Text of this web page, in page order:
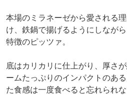
本場のミラネーゼから愛される
け、鉄鍋で揚げるようにしなが
特徴のピッツァ。
底はカリカリに仕上がり、厚さ
ームたっぷりのインパクトのあ
た食感は一度食べると忘れられな